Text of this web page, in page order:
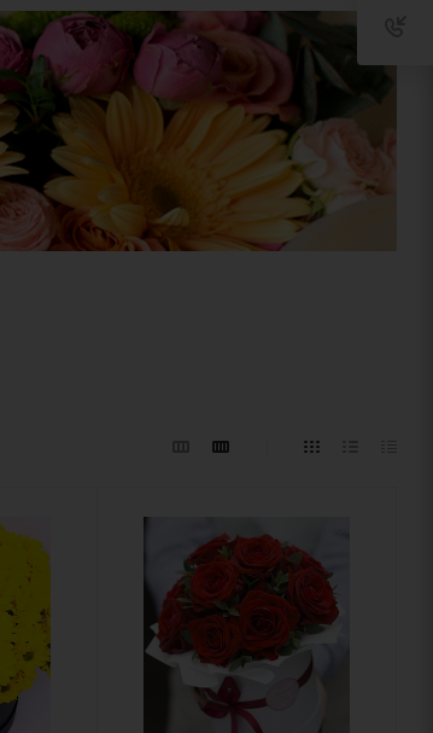
Количество
Цвет
алый,
бордовый,
красный,
чайный